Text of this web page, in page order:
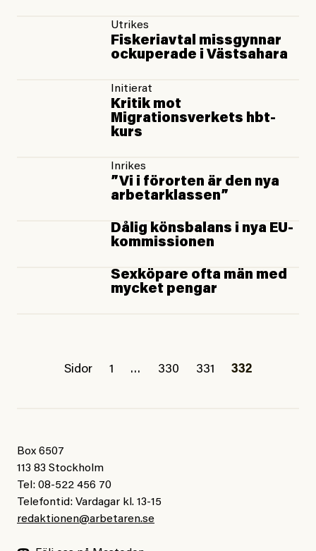
Utrikes
Fiskeriavtal missgynnar
ockuperade i Västsahara
Initierat
Kritik mot
Migrationsverkets hbt-
kurs
Inrikes
”Vi i förorten är den nya
arbetarklassen”
Dålig könsbalans i nya EU-
kommissionen
Sexköpare ofta män med
mycket pengar
Sidor 1 … 330 331 332
Box 6507
113 83 Stockholm
Tel: 08-522 456 70
Telefontid: Vardagar kl. 13-15
redaktionen@arbetaren.se